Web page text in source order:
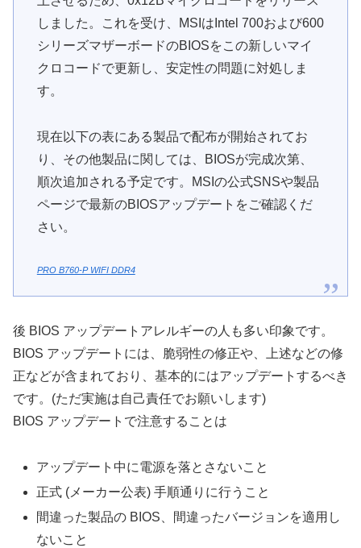
しました。これを受け、MSIはIntel 700および600
シリーズマザーボードのBIOSをこの新しいマイ
クロコードで更新し、安定性の問題に対処しま
す。
現在以下の表にある製品で配布が開始されてお
り、その他製品に関しては、BIOSが完成次第、
順次追加される予定です。MSIの公式SNSや製品
ページで最新のBIOSアップデートをご確認くだ
さい。
PRO B760-P WIFI DDR4
後 BIOS アップデートアレルギーの人も多い印象です。
BIOS アップデートには、脆弱性の修正や、上述などの修
正などが含まれており、基本的にはアップデートするべき
です。(ただ実施は自己責任でお願いします)
BIOS アップデートで注意することは
アップデート中に電源を落とさないこと
正式 (メーカー公表) 手順通りに行うこと
間違った製品の BIOS、間違ったバージョンを適用し
ないこと